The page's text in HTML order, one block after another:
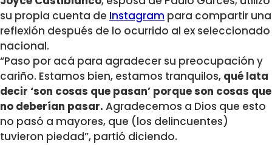
su propia cuenta de Instagram para compartir una
reflexión después de lo ocurrido al ex seleccionado
nacional.
“Paso por acá para agradecer su preocupación y
cariño. Estamos bien, estamos tranquilos, qué lata
decir ‘son cosas que pasan’ porque son cosas que
no deberían pasar. Agradecemos a Dios que esto
no pasó a mayores, que (los delincuentes)
tuvieron piedad”, partió diciendo.